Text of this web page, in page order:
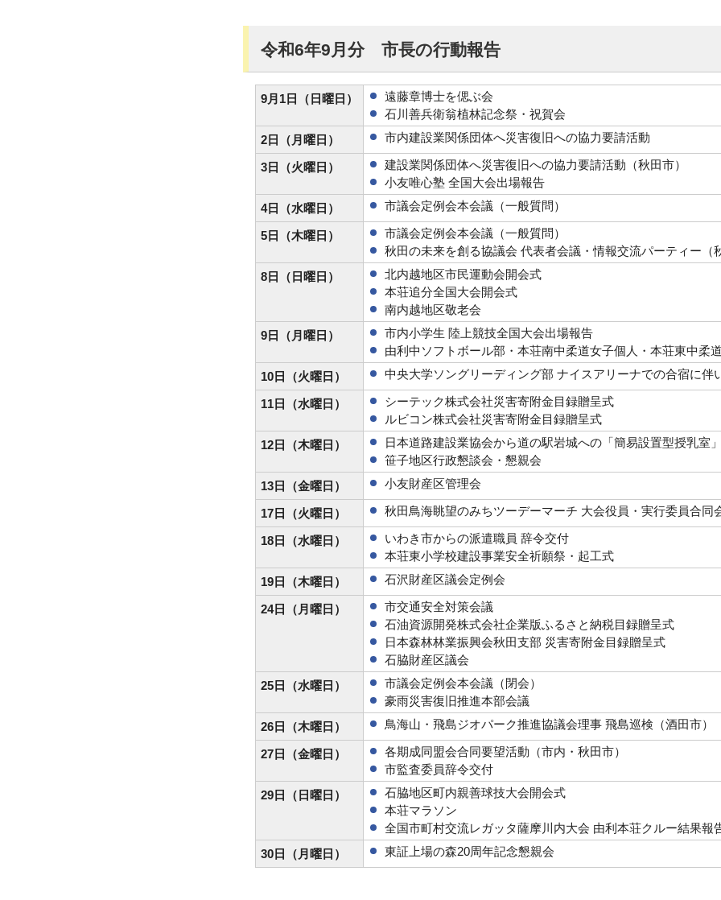
令和6年9月分 市長の行動報告
9月1日（日曜日）
遠藤章博士を偲ぶ会
石川善兵衛翁植林記念祭・祝賀会
2日（月曜日）
市内建設業関係団体へ災害復旧への協力要請活動
3日（火曜日）
建設業関係団体へ災害復旧への協力要請活動（秋田市）
小友唯心塾 全国大会出場報告
4日（水曜日）
市議会定例会本会議（一般質問）
5日（木曜日）
市議会定例会本会議（一般質問）
秋田の未来を創る協議会 代表者会議・情報交流パーティー（
8日（日曜日）
北内越地区市民運動会開会式
本荘追分全国大会開会式
南内越地区敬老会
9日（月曜日）
市内小学生 陸上競技全国大会出場報告
由利中ソフトボール部・本荘南中柔道女子個人・本荘東中柔
10日（火曜日）
中央大学ソングリーディング部 ナイスアリーナでの合宿に伴
11日（水曜日）
シーテック株式会社災害寄附金目録贈呈式
ルビコン株式会社災害寄附金目録贈呈式
12日（木曜日）
日本道路建設業協会から道の駅岩城への「簡易設置型授乳室
笹子地区行政懇談会・懇親会
13日（金曜日）
小友財産区管理会
17日（火曜日） 秋田鳥海眺望のみちツーデーマーチ 大会役員・実行委員合同
18日（水曜日）
いわき市からの派遣職員 辞令交付
本荘東小学校建設事業安全祈願祭・起工式
19日（木曜日）
石沢財産区議会定例会
24日（月曜日）
市交通安全対策会議
石油資源開発株式会社企業版ふるさと納税目録贈呈式
日本森林林業振興会秋田支部 災害寄附金目録贈呈式
石脇財産区議会
25日（水曜日）
市議会定例会本会議（閉会）
豪雨災害復旧推進本部会議
26日（木曜日）
鳥海山・飛島ジオパーク推進協議会理事 飛島巡検（酒田市）
27日（金曜日）
各期成同盟会合同要望活動（市内・秋田市）
市監査委員辞令交付
29日（日曜日）
石脇地区町内親善球技大会開会式
本荘マラソン
全国市町村交流レガッタ薩摩川内大会 由利本荘クルー結果報
30日（月曜日）
東証上場の森20周年記念懇親会